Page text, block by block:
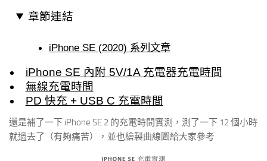
章節連結
iPhone SE (2020) 系列文章
iPhone SE 內附 5V/1A 充電器充電時間
無線充電時間
PD 快充 + USB C 充電時間
還是補了一下 iPhone SE 2 的充電時間實測，測了一下 12 個小時
就過去了（有夠痛苦），並也繪製曲線圖給大家參考